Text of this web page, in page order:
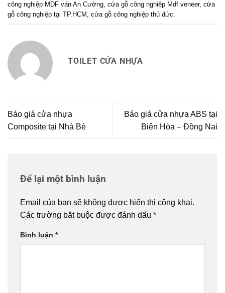
công nghiệp MDF ván An Cường, cửa gỗ công nghiệp Mdf veneer, cửa
gỗ công nghiệp tại TP.HCM , cửa gỗ công nghiệp thủ đức.
TOILET CỬA NHỰA
Báo giá cửa nhựa
Composite tại Nhà Bè
Báo giá cửa nhựa ABS tại
Biên Hòa – Đồng Nai
Để lại một bình luận
Email của bạn sẽ không được hiển thị công khai.
Các trường bắt buộc được đánh dấu *
Bình luận *